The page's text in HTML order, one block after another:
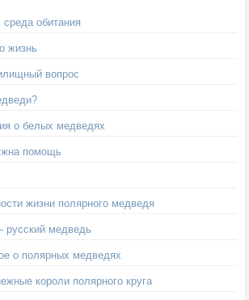
обитания
жизнь
вопрос
о белых медведях
помощь
жизни полярного медведя
русский медведь
о полярных медведях
короли полярного круга